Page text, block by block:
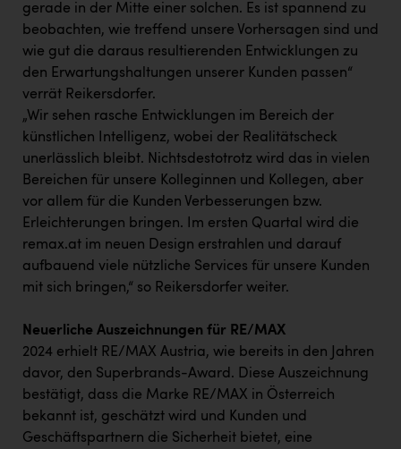
gerade in der Mitte einer solchen. Es ist spannend zu
beobachten, wie treffend unsere Vorhersagen sind und
wie gut die daraus resultierenden Entwicklungen zu
den Erwartungshaltungen unserer Kunden passen“
verrät Reikersdorfer.
„Wir sehen rasche Entwicklungen im Bereich der
künstlichen Intelligenz, wobei der Realitätscheck
unerlässlich bleibt. Nichtsdestotrotz wird das in vielen
Bereichen für unsere Kolleginnen und Kollegen, aber
vor allem für die Kunden Verbesserungen bzw.
Erleichterungen bringen. Im ersten Quartal wird die
remax.at im neuen Design erstrahlen und darauf
aufbauend viele nützliche Services für unsere Kunden
mit sich bringen,“ so Reikersdorfer weiter.
Neuerliche Auszeichnungen für RE/MAX
2024 erhielt RE/MAX Austria, wie bereits in den Jahren
davor, den Superbrands-Award. Diese Auszeichnung
bestätigt, dass die Marke RE/MAX in Österreich
bekannt ist, geschätzt wird und Kunden und
Geschäftspartnern die Sicherheit bietet, eine